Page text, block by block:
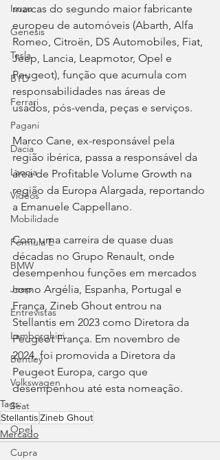
Isuzu
Genesis
Tesla
BYD
Ferrari
Pagani
Dacia
Lancia
Videos
Mobilidade
Fórmula E
BMW
Jeep
Entrevistas
Lamborghini
Bentley
Volkswagen
Seat
Opel
Cupra
marcas do segundo maior fabricante
europeu de automóveis (Abarth, Alfa
Romeo, Citroën, DS Automobiles, Fiat,
Jeep, Lancia, Leapmotor, Opel e
Peugeot), função que acumula com
responsabilidades nas áreas de
usados, pós-venda, peças e serviços.
Marco Cane, ex-responsável pela
região ibérica, passa a responsável da
área de Profitable Volume Growth na
região da Europa Alargada, reportando
a Emanuele Cappellano.
Com uma carreira de quase duas
décadas no Grupo Renault, onde
desempenhou funções em mercados
como Argélia, Espanha, Portugal e
França, Zineb Ghout entrou na
Stellantis em 2023 como Diretora da
Peugeot França. Em novembro de
2024, foi promovida a Diretora da
Peugeot Europa, cargo que
desempenhou até esta nomeação.
Tags:
StellantisZineb Ghout
Mercado